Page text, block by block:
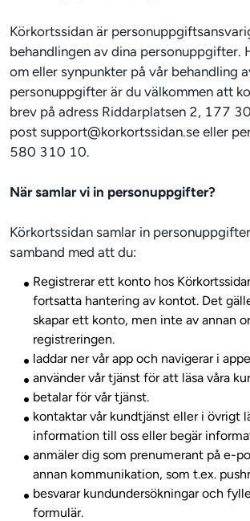
Körkortssidan är
behandlingen av dina personuppgifter.
om eller synpunkter på vår behandling
personuppgifter är du välkommen att
brev på adress Riddarplatsen 2, 177
post support@korkortssidan.se eller
580 310 10.
När samlar vi in personuppgifter?
Körkortssidan samlar in
Registrerar ett konto hos
fortsatta hantering av kontot. Det
skapar ett konto, men inte av annan
registreringen.
laddar ner vår app och navigerar i
använder vår tjänst för att läsa våra
betalar för vår tjänst.
kontaktar vår kundtjänst eller i övrigt
information till oss eller begär
anmäler dig som prenumerant på e-
annan kommunikation, som t.ex.
besvarar kundundersökningar och
formulär.